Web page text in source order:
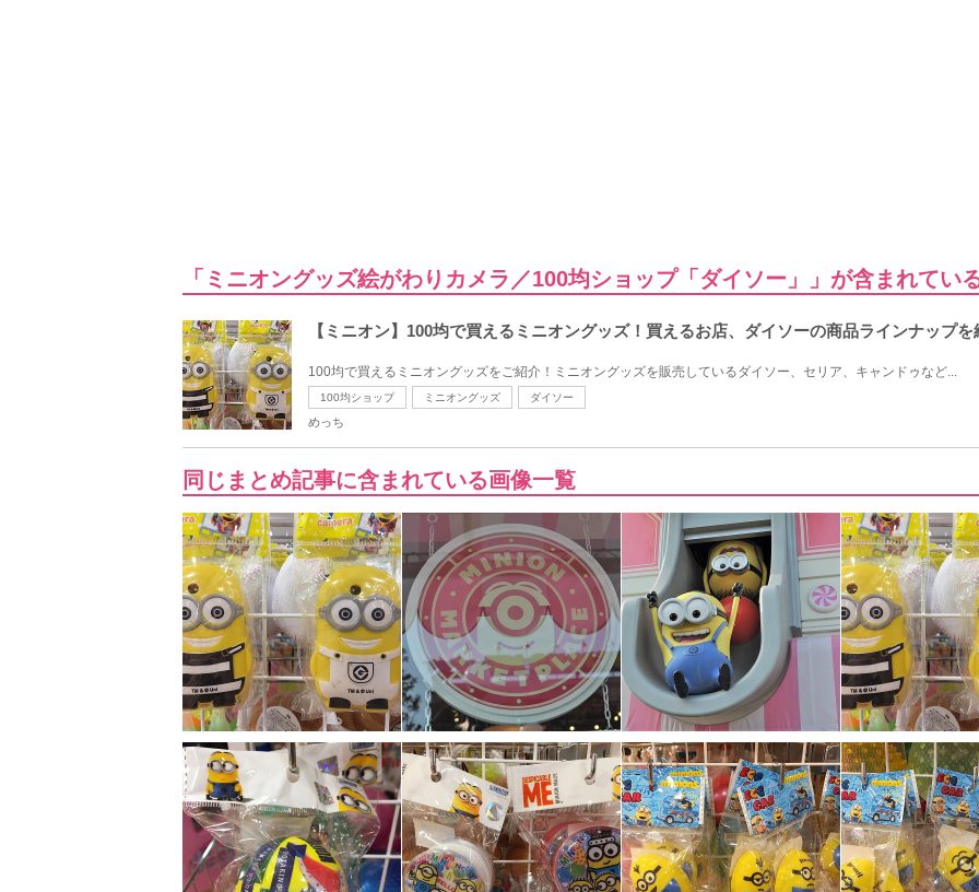
「ミニオングッズ絵がわりカメラ／100均ショップ「ダイソー」」が含まれてい
【ミニオン】100均で買えるミニオングッズ！買えるお店、ダイソーの商品ラインナップを
100均で買えるミニオングッズをご紹介！ミニオングッズを販売しているダイソー、セリア、キャンドゥなど...
100均ショップ ミニオングッズ ダイソー
めっち
同じまとめ記事に含まれている画像一覧